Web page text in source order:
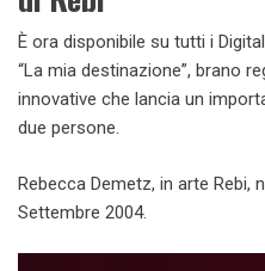
È ora disponibile su tutti i
“La mia destinazione”, brano
innovative che lancia un
due persone.
Rebecca Demetz, in arte Rebi,
Settembre 2004.